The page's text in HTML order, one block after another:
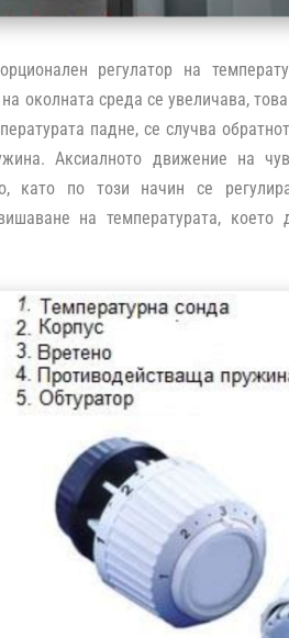
регулатор на
околната среда се увеличава,
падне, се случва
Аксиалното движение на
като по този начин се
на температурата, което